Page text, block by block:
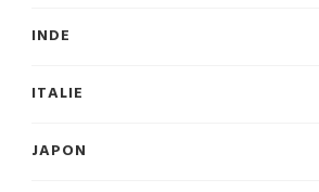
INDE
ITALIE
JAPON